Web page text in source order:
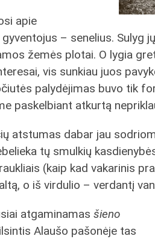
apie
– senelius. Sulyg
žemės plotai. O lygia
vis sunkiau juos
palydėjimas buvo tik
paskelbiant atkurtą
atstumas dabar jau
tų smulkių
(kaip kad vakarinis
o iš virdulio – verdantį
atgaminamas šieno
Alaušo pašonėje tas